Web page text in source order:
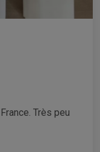
Très peu